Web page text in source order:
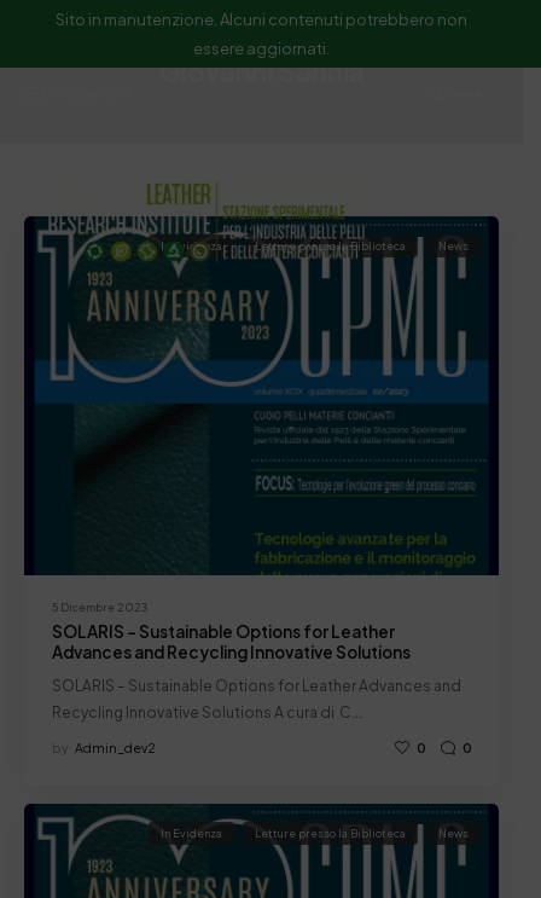
Sito in manutenzione. Alcuni contenuti potrebbero non
essere aggiornati.
Giovanni Sannia
5 Dicembre 2023
In Evidenza Letture presso la Biblioteca News
SOLARIS – Sustainable Options for Leather
Advances and Recycling Innovative Solutions
SOLARIS – Sustainable Options for Leather Advances and
Recycling Innovative Solutions A cura di C.…
by Admin_dev2 0 0
In Evidenza Letture presso la Biblioteca News